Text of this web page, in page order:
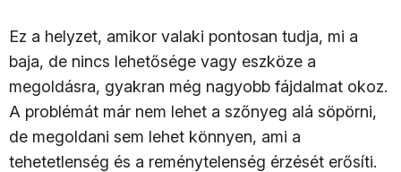
Ez a helyzet, amikor valaki pontosan tudja, mi a
baja, de nincs lehetősége vagy eszköze a
megoldásra, gyakran még nagyobb fájdalmat okoz.
A problémát már nem lehet a szőnyeg alá söpörni,
de megoldani sem lehet könnyen, ami a
tehetetlenség és a reménytelenség érzését erősíti.